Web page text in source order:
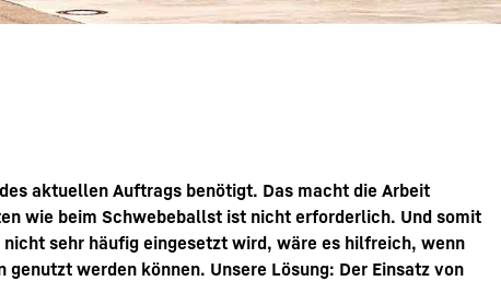
aktuellen Auftrags benötigt. Das macht die Arbeit
wie beim Schwebeballst ist nicht erforderlich. Und somit
sehr häufig eingesetzt wird, wäre es hilfreich, wenn
werden können. Unsere Lösung: Der Einsatz von